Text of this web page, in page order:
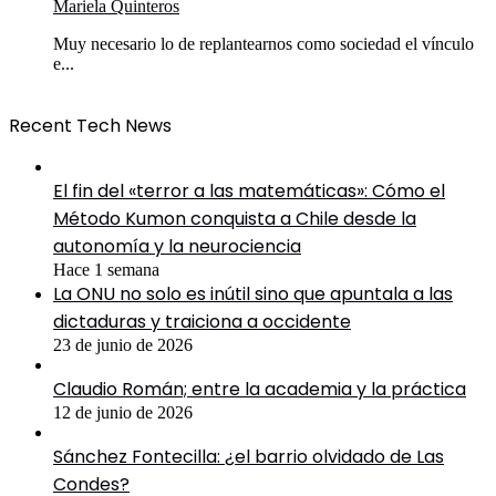
Mariela Quinteros
Muy necesario lo de replantearnos como sociedad el vínculo
e...
Recent Tech News
El fin del «terror a las matemáticas»: Cómo el
Método Kumon conquista a Chile desde la
autonomía y la neurociencia
Hace 1 semana
La ONU no solo es inútil sino que apuntala a las
dictaduras y traiciona a occidente
23 de junio de 2026
Claudio Román; entre la academia y la práctica
12 de junio de 2026
Sánchez Fontecilla: ¿el barrio olvidado de Las
Condes?